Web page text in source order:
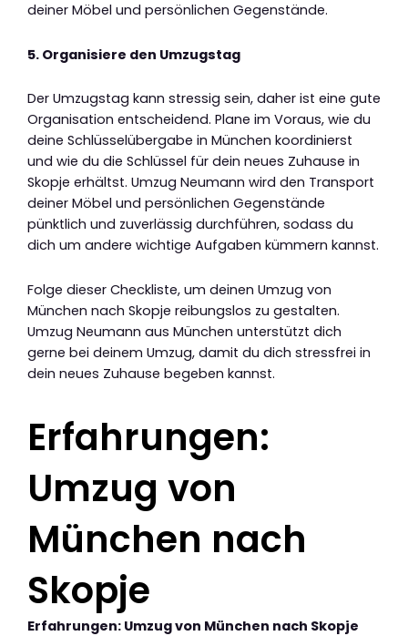
deiner Möbel und persönlichen Gegenstände.
5. Organisiere den Umzugstag
Der Umzugstag kann stressig sein, daher ist eine gute
Organisation entscheidend. Plane im Voraus, wie du
deine Schlüsselübergabe in München koordinierst
und wie du die Schlüssel für dein neues Zuhause in
Skopje erhältst. Umzug Neumann wird den Transport
deiner Möbel und persönlichen Gegenstände
pünktlich und zuverlässig durchführen, sodass du
dich um andere wichtige Aufgaben kümmern kannst.
Folge dieser Checkliste, um deinen Umzug von
München nach Skopje reibungslos zu gestalten.
Umzug Neumann aus München unterstützt dich
gerne bei deinem Umzug, damit du dich stressfrei in
dein neues Zuhause begeben kannst.
Erfahrungen:
Umzug von
München nach
Skopje
Erfahrungen: Umzug von München nach Skopje